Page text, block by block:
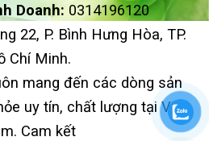
Doanh: 0314196120
22, P. Bình Hưng Hòa, TP.
Chí Minh.
mang đến các dòng sản
uy tín, chất lượng tại Việt
Cam kết